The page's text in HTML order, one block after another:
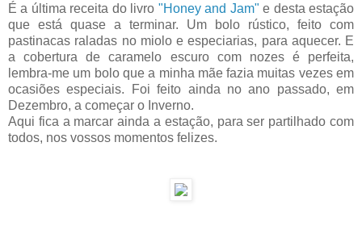
É a última receita do livro "Honey and Jam" e desta estação
que está quase a terminar. Um bolo rústico, feito com
pastinacas raladas no miolo e especiarias, para aquecer. E
a cobertura de caramelo escuro com nozes é perfeita,
lembra-me um bolo que a minha mãe fazia muitas vezes em
ocasiões especiais. Foi feito ainda no ano passado, em
Dezembro, a começar o Inverno.
Aqui fica a marcar ainda a estação, para ser partilhado com
todos, nos vossos momentos felizes.